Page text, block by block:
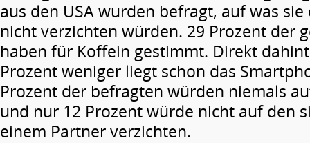
aus den USA wurden befragt, auf was
nicht verzichten würden. 29 Prozent der
haben für Koffein gestimmt. Direkt
Prozent weniger liegt schon das
Prozent der befragten würden niemals
und nur 12 Prozent würde nicht auf den
einem Partner verzichten.